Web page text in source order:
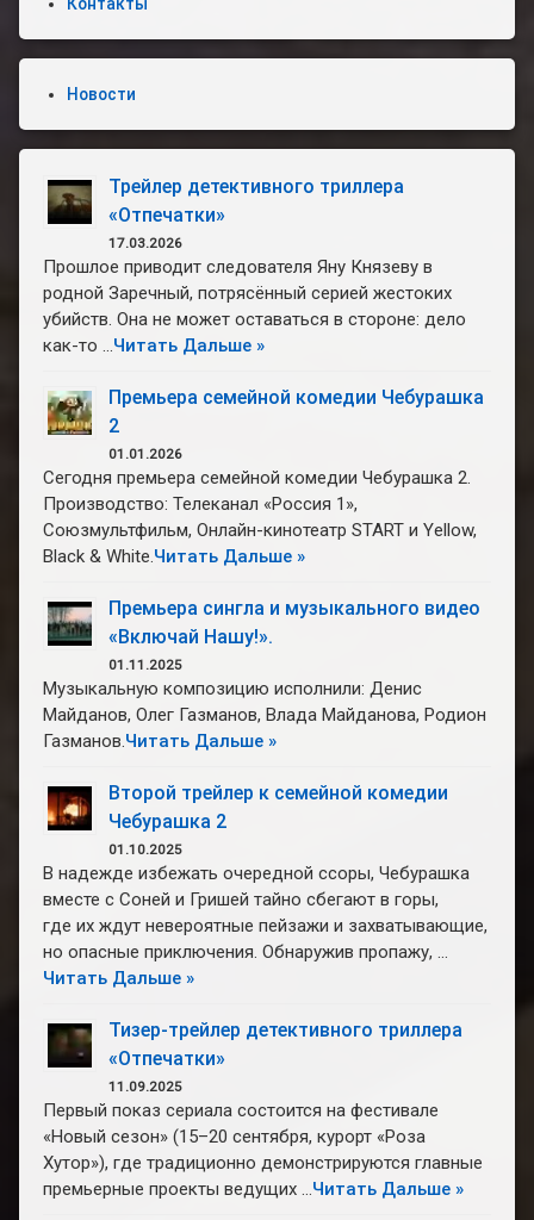
Новости
Трейлер детективного триллера
«Отпечатки»
17.03.2026
Прошлое приводит следователя Яну Князеву в
родной Заречный, потрясённый серией жестоких
убийств. Она не может оставаться в стороне: дело
как-то …Читать Дальше »
Премьера семейной комедии Чебурашка
2
01.01.2026
Сегодня премьера семейной комедии Чебурашка 2.
Производство: Телеканал «Россия 1»,
Союзмультфильм, Онлайн-кинотеатр START и Yellow,
Black & White.Читать Дальше »
Премьера сингла и музыкального видео
«Включай Нашу!».
01.11.2025
Музыкальную композицию исполнили: Денис
Майданов, Олег Газманов, Влада Майданова, Родион
Газманов.Читать Дальше »
Второй трейлер к семейной комедии
Чебурашка 2
01.10.2025
В надежде избежать очередной ссоры, Чебурашка
вместе с Соней и Гришей тайно сбегают в горы,
где их ждут невероятные пейзажи и захватывающие,
но опасные приключения. Обнаружив пропажу, …
Читать Дальше »
Тизер-трейлер детективного триллера
«Отпечатки»
11.09.2025
Первый показ сериала состоится на фестивале
«Новый сезон» (15–20 сентября, курорт «Роза
Хутор»), где традиционно демонстрируются главные
премьерные проекты ведущих …Читать Дальше »